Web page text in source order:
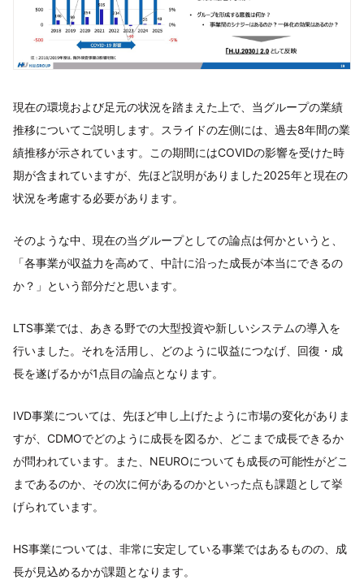
現在の環境および足元の状況を踏まえた上で、当グループの業績
推移についてご説明します。スライドの左側には、過去8年間の業
績推移が示されています。この期間にはCOVIDの影響を受けた時
期が含まれていますが、先ほど説明がありました2025年と現在の
状況を考慮する必要があります。
そのような中、現在の当グループとしての論点は何かというと、
「各事業が収益力を高めて、中計に沿った成長が本当にできるの
か？」という部分だと思います。
LTS事業では、あきる野での大型投資や新しいシステムの導入を
行いました。それを活用し、どのように収益につなげ、回復・成
長を遂げるかが1点目の論点となります。
IVD事業については、先ほど申し上げたように市場の変化がありま
すが、CDMOでどのように成長を図るか、どこまで成長できるか
が問われています。また、NEUROについても成長の可能性がどこ
まであるのか、その次に何があるのかといった点も課題として挙
げられています。
HS事業については、非常に安定している事業ではあるものの、成
長が見込めるかが課題となります。